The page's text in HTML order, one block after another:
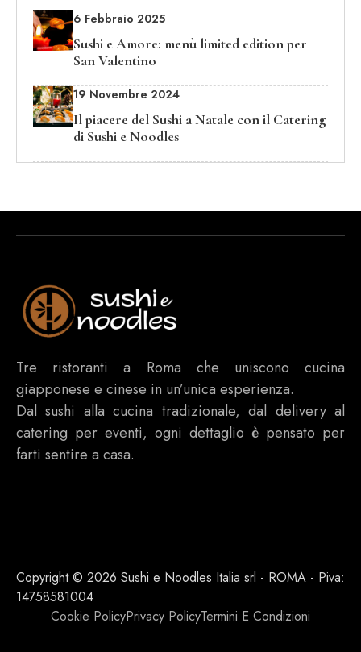
6 Febbraio 2025
Sushi e Amore: menù limited edition per
San Valentino
19 Novembre 2024
Il piacere del Sushi a Natale con il Catering
di Sushi e Noodles
Tre ristoranti a Roma che uniscono cucina
giapponese e cinese in un’unica esperienza.
Dal sushi alla cucina tradizionale, dal delivery al
catering per eventi, ogni dettaglio è pensato per
farti sentire a casa.
Copyright © 2026 Sushi e Noodles Italia srl - ROMA - Piva:
14758581004
Cookie PolicyPrivacy PolicyTermini E Condizioni